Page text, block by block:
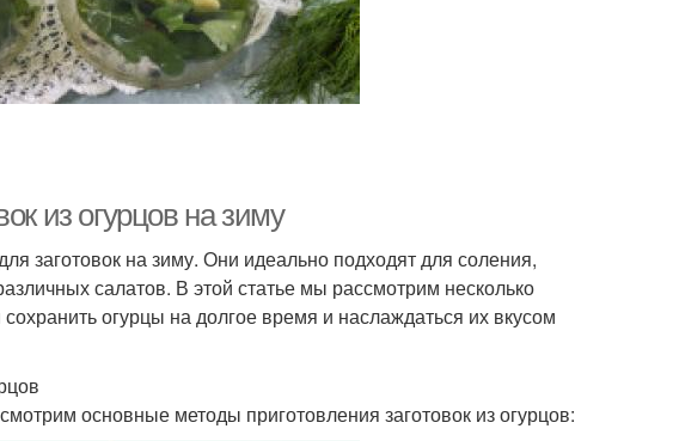
из огурцов на зиму
заготовок на зиму. Они идеально подходят для соления,
салатов. В этой статье мы рассмотрим несколько
огурцы на долгое время и наслаждаться их вкусом
основные методы приготовления заготовок из огурцов: